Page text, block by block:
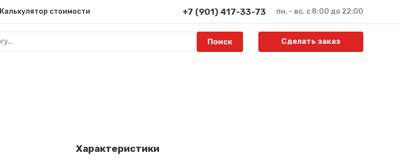
Калькулятор стоимости +7 (901) 417-33-73 пн. - вс. с 8:00 до 22:00
Сделать заказ
Характеристики